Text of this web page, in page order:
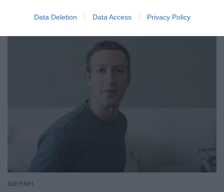
Data Deletion Data Access Privacy Policy
"Πρόκειται για μια δύσκολη αλλά αναγκαία απόφαση"
ΔΙΕΘΝΗ